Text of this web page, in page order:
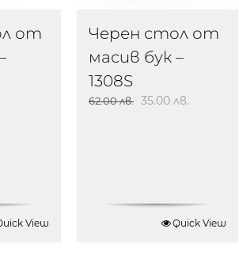
от
View
Черен стол от
масив бук –
1308S
62.00лв. 35.00 лв.
Quick View